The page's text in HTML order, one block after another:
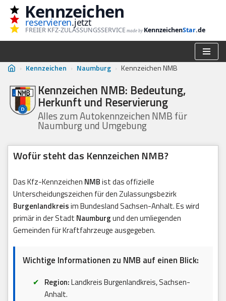
Zum
Inhalt
Kennzeichen
reservieren.jetzt
FREIER KFZ-ZULASSUNGSSERVICE made by KennzeichenStar.de
› Kennzeichen › Naumburg › Kennzeichen NMB
Kennzeichen NMB: Bedeutung,
Herkunft und Reservierung
Alles zum Autokennzeichen NMB für
Naumburg und Umgebung
Wofür steht das Kennzeichen NMB?
Das Kfz-Kennzeichen NMBist das offizielle
Unterscheidungszeichen für den Zulassungsbezirk
Burgenlandkreisim Bundesland Sachsen-Anhalt. Es wird
primär in der Stadt Naumburgund den umliegenden
Gemeinden für Kraftfahrzeuge ausgegeben.
Wichtige Informationen zu NMB auf einen Blick:
Region:Landkreis Burgenlandkreis, Sachsen-
Anhalt.